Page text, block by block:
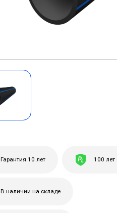
Гарантия 10 лет 100 лет
В наличии на складе